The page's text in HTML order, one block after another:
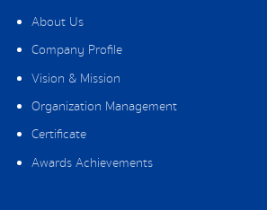
About Us
Company Profile
Vision & Mission
Organization Management
Certificate
Awards Achievements